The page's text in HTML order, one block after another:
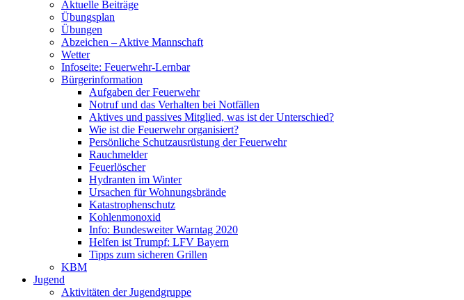
Aktuelle Beiträge
Übungsplan
Übungen
Abzeichen – Aktive Mannschaft
Wetter
Infoseite: Feuerwehr-Lernbar
Bürgerinformation
Aufgaben der Feuerwehr
Notruf und das Verhalten bei Notfällen
Aktives und passives Mitglied, was ist der Unterschied?
Wie ist die Feuerwehr organisiert?
Persönliche Schutzausrüstung der Feuerwehr
Rauchmelder
Feuerlöscher
Hydranten im Winter
Ursachen für Wohnungsbrände
Katastrophenschutz
Kohlenmonoxid
Info: Bundesweiter Warntag 2020
Helfen ist Trumpf: LFV Bayern
Tipps zum sicheren Grillen
KBM
Jugend
Aktivitäten der Jugendgruppe